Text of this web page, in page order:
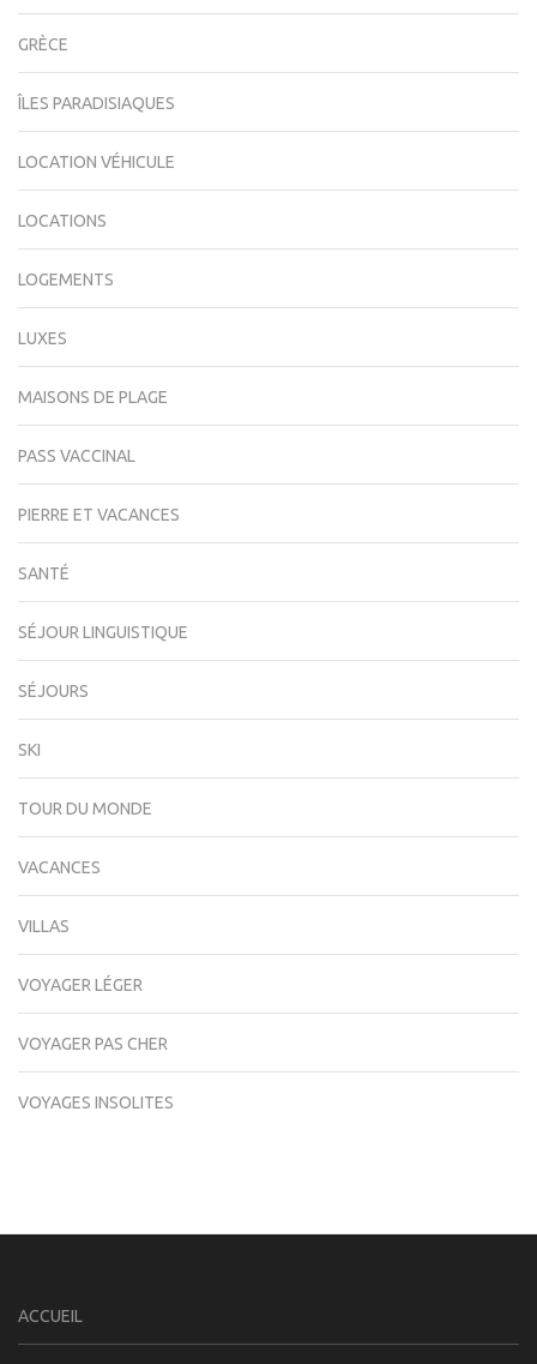
GRÈCE
ÎLES PARADISIAQUES
LOCATION VÉHICULE
LOCATIONS
LOGEMENTS
LUXES
MAISONS DE PLAGE
PASS VACCINAL
PIERRE ET VACANCES
SANTÉ
SÉJOUR LINGUISTIQUE
SÉJOURS
SKI
TOUR DU MONDE
VACANCES
VILLAS
VOYAGER LÉGER
VOYAGER PAS CHER
VOYAGES INSOLITES
ACCUEIL